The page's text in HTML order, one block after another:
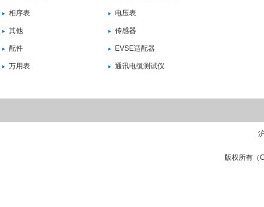
相序表 电压表
其他 传感器
配件 EVSE适配器
万用表 通讯电缆测试仪
版权所有（